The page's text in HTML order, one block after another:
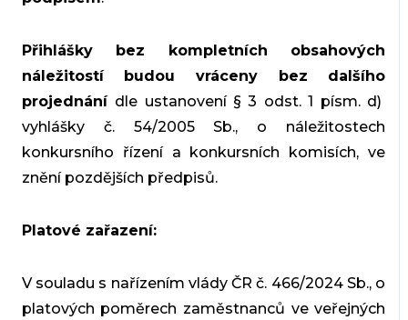
Přihlášky bez kompletních obsahových
náležitostí budou vráceny bez dalšího
projednání dle ustanovení § 3 odst. 1 písm. d)
vyhlášky č. 54/2005 Sb., o náležitostech
konkursního řízení a konkursních komisích, ve
znění pozdějších předpisů.
Platové zařazení:
V souladu s nařízením vlády ČR č. 466/2024 Sb., o
platových poměrech zaměstnanců ve veřejných